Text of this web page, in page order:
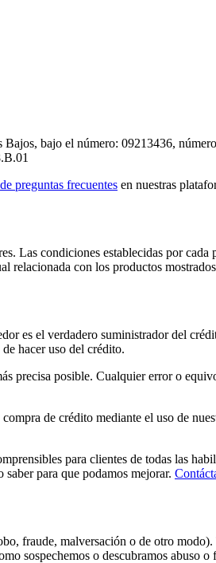
bajo el número: 09213436,
preguntas frecuentes en nuestras
Las condiciones establecidas por
con los productos
es el verdadero suministrador del
hacer uso del crédito.
precisa posible. Cualquier error o
de crédito mediante el uso de
para clientes de todas las
para que podamos mejorar.
fraude, malversación o de otro
sospechemos o descubramos